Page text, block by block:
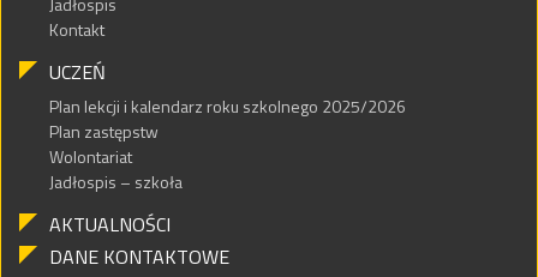
Kontakt
UCZEŃ
Plan lekcji i kalendarz roku szkolnego 2025/2026
Plan zastępstw
Wolontariat
Jadłospis – szkoła
AKTUALNOŚCI
DANE KONTAKTOWE